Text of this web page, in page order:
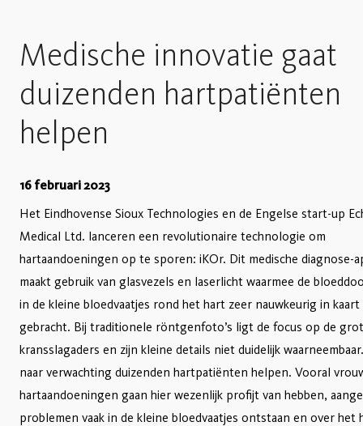
Medische innovatie gaat
duizenden hartpatiënten
helpen
16 februari 2023
Het Eindhovense Sioux Technologies en de Engelse start-up
Medical Ltd. lanceren een revolutionaire technologie om
hartaandoeningen op te sporen: iKOr. Dit medische diagnose-
maakt gebruik van glasvezels en laserlicht waarmee de
in de kleine bloedvaatjes rond het hart zeer nauwkeurig in
gebracht. Bij traditionele röntgenfoto’s ligt de focus op de
kransslagaders en zijn kleine details niet duidelijk
naar verwachting duizenden hartpatiënten helpen. Vooral
hartaandoeningen gaan hier wezenlijk profijt van hebben,
problemen vaak in de kleine bloedvaatjes ontstaan en over het